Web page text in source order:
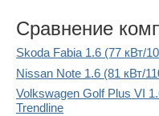
Сравнение
Skoda Fabia 1.6 (77 кВт/
Nissan Note 1.6 (81 кВт/
Volkswagen Golf Plus VI
Trendline